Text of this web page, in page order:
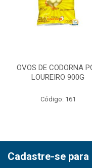
OVOS DE CODORNA
LOUREIRO 900G
Código: 161
Cadastre-se